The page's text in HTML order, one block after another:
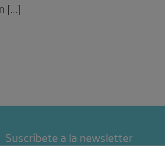
[…]
Suscríbete a la newsletter